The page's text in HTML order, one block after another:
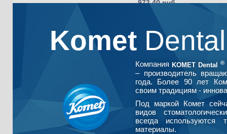
972.40 руб.
Komet
Компания KOMET Dental ®
– производитель
года. Более 90 лет
своим традициям -
Под маркой Комет
видов
всегда используются
материалы.